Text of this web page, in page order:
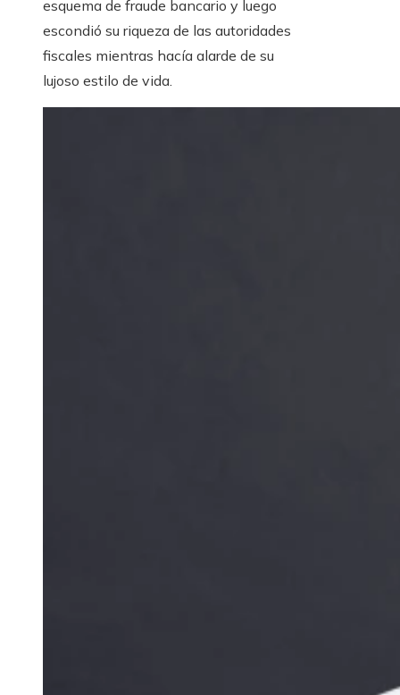
esquema de fraude bancario y luego
escondió su riqueza de las autoridades
fiscales mientras hacía alarde de su
lujoso estilo de vida.